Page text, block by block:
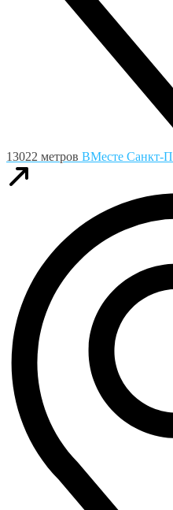
13022 метров ВМесте Санкт-